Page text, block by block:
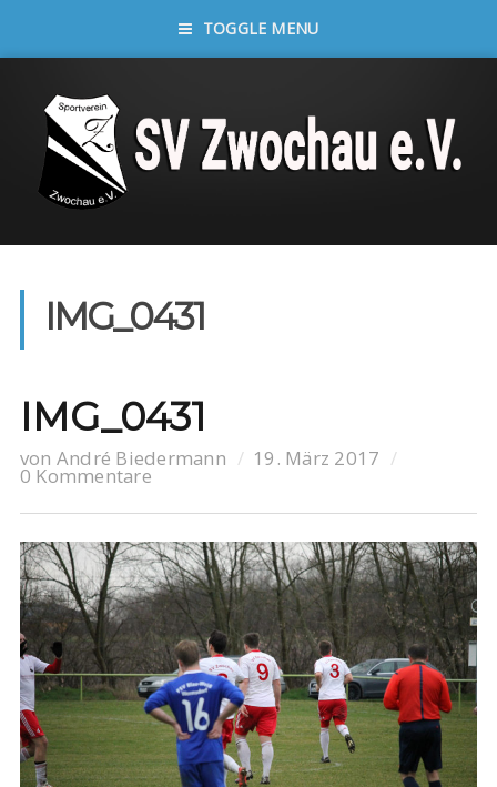
TOGGLE MENU
IMG_0431
IMG_0431
von André Biedermann 19. März 2017
0 Kommentare